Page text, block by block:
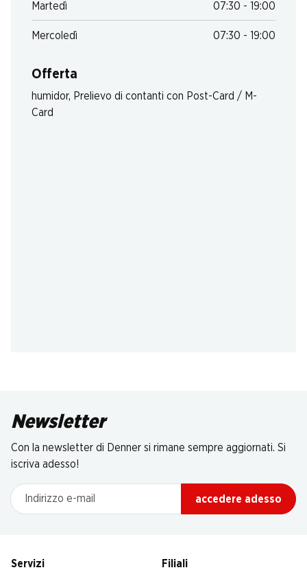
Martedì 07:30 - 19:00
Mercoledì 07:30 - 19:00
Offerta
humidor, Prelievo di contanti con Post-Card / M-
Card
Newsletter
Con la newsletter di Denner si rimane sempre aggiornati. Si
iscriva adesso!
Indirizzo e-mail
accedere adesso
Servizi
Filiali